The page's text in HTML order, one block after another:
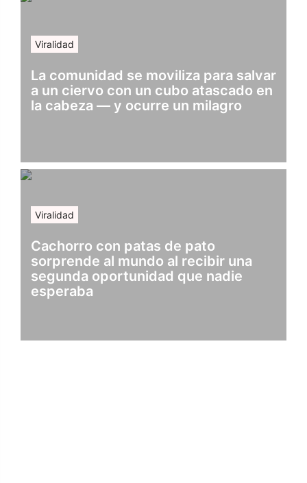
Viralidad
La comunidad se moviliza para salvar
a un ciervo con un cubo atascado en
la cabeza — y ocurre un milagro
Viralidad
Cachorro con patas de pato
sorprende al mundo al recibir una
segunda oportunidad que nadie
esperaba